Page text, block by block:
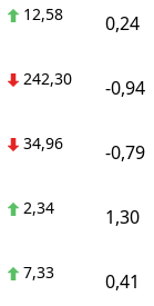
12,58 0,24
242,30 -0,94
34,96 -0,79
2,34 1,30
7,33 0,41